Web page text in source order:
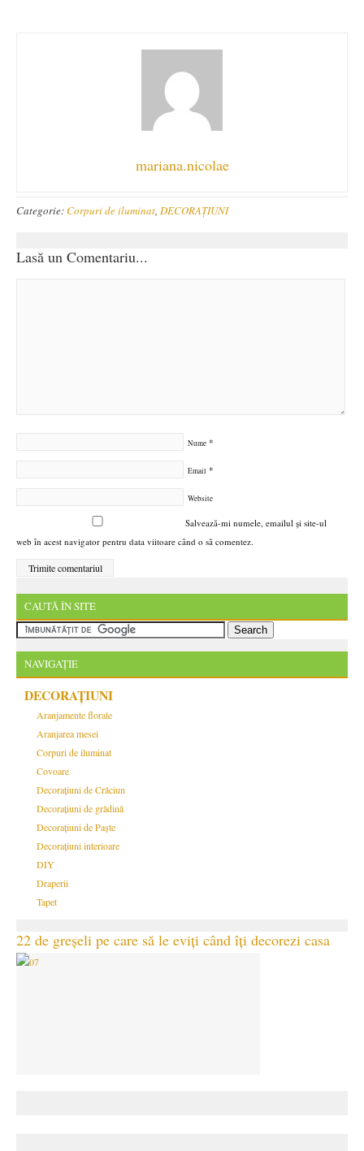
mariana.nicolae
Categorie:Corpuri de iluminat, DECORAȚIUNI
Lasă un Comentariu...
Nume *
Email *
Website
Salvează-mi numele, emailul și site-ul
web în acest navigator pentru data viitoare când o să comentez.
CAUTĂ ÎN SITE
NAVIGAȚIE
DECORAȚIUNI
Aranjamente florale
Aranjarea mesei
Corpuri de iluminat
Covoare
Decorațiuni de Crăciun
Decorațiuni de grădină
Decorațiuni de Paște
Decorațiuni interioare
DIY
Draperii
Tapet
22 de greșeli pe care să le eviți când îți decorezi casa